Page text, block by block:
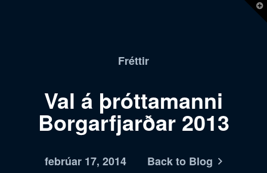
Fréttir
Val á þróttamanni
Borgarfjarðar 2013
febrúar 17, 2014 Back to Blog